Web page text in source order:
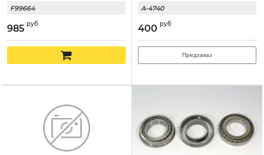
F99664
985 руб
A-4740
400 руб
Предзаказ